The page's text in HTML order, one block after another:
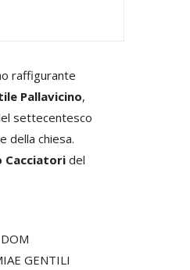
raffigurante
Pallavicino,
settecentesco
della chiesa.
Cacciatori del
DOM
GENTILI